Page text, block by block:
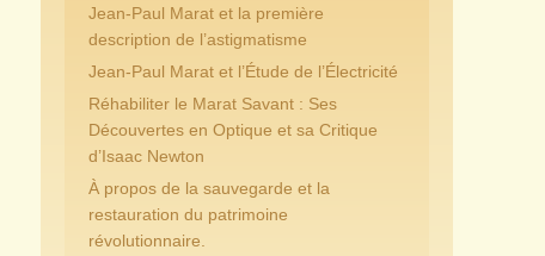
Jean-Paul Marat et la première
description de l’astigmatisme
Jean-Paul Marat et l’Étude de l’Électricité
Réhabiliter le Marat Savant : Ses
Découvertes en Optique et sa Critique
d’Isaac Newton
À propos de la sauvegarde et la
restauration du patrimoine
révolutionnaire.